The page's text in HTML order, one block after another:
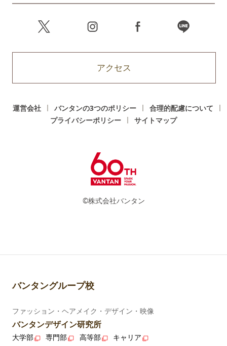
アクセス
運営会社 バンタンの3つのポリシー
合理的配慮について
プライバシーポリシー
サイトマップ
©株式会社バンタン
バンタングループ校
ファッション・ヘアメイク・デザイン・映像
バンタンデザイン研究所
大学部 専門部 高等部 キャリア